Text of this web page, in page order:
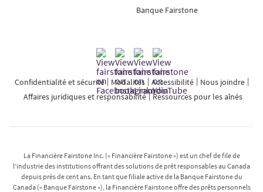
Banque Fairstone
Confidentialité et sécurité Modalités Accessibilité
Nous joindre
Affaires juridiques et responsabilité
Ressources pour les aînés
La Financière Fairstone Inc. (« Financière Fairstone ») est un chef de file de
l’industrie des institutions offrant des solutions de prêt responsables au Canada
depuis près de cent ans. En tant que filiale active de la Banque Fairstone du
Canada (« Banque Fairstone »), la Financière Fairstone offre des prêts personnels